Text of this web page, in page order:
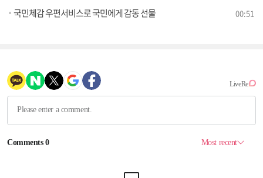
국민체감 우편서비스로 국민에게 감동 선물 00:51